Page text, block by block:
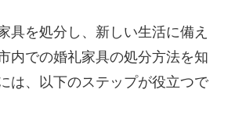
具を処分し、新しい生活に備え
内での婚礼家具の処分方法を知
は、以下のステップが役立つで